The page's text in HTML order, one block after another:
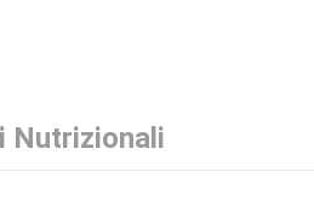
Nutrizionali